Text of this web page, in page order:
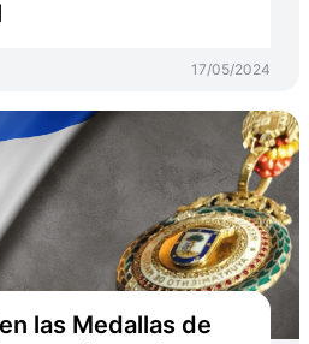
17/05/2024
las Medallas de